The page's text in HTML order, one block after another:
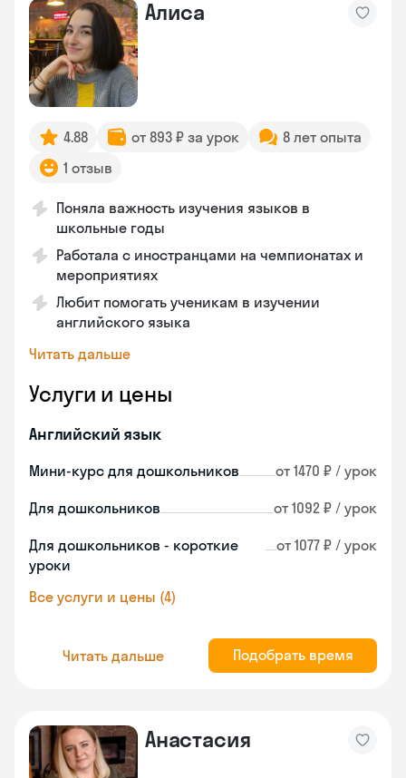
Алиса
4.88 от 893 ₽ за урок
8 лет опыта
1 отзыв
Поняла важность изучения языков в
школьные годы
Работала с иностранцами на чемпионатах и
мероприятиях
Любит помогать ученикам в изучении
английского языка
Читать дальше
Услуги и цены
Английский язык
Мини-курс для дошкольников от 1470 ₽ / урок
Для дошкольников от 1092 ₽ / урок
Для дошкольников - короткие
уроки
от 1077 ₽ / урок
Все услуги и цены (4)
Читать дальше Подобрать время
Анастасия